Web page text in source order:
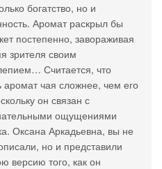
богатство, но и
Аромат раскрыл бы
постепенно, завораживая
зрителя своим
Считается, что
аромат чая сложнее, чем его
он связан с
ощущениями
Оксана Аркадьевна, вы не
но и представили
версию того, как он